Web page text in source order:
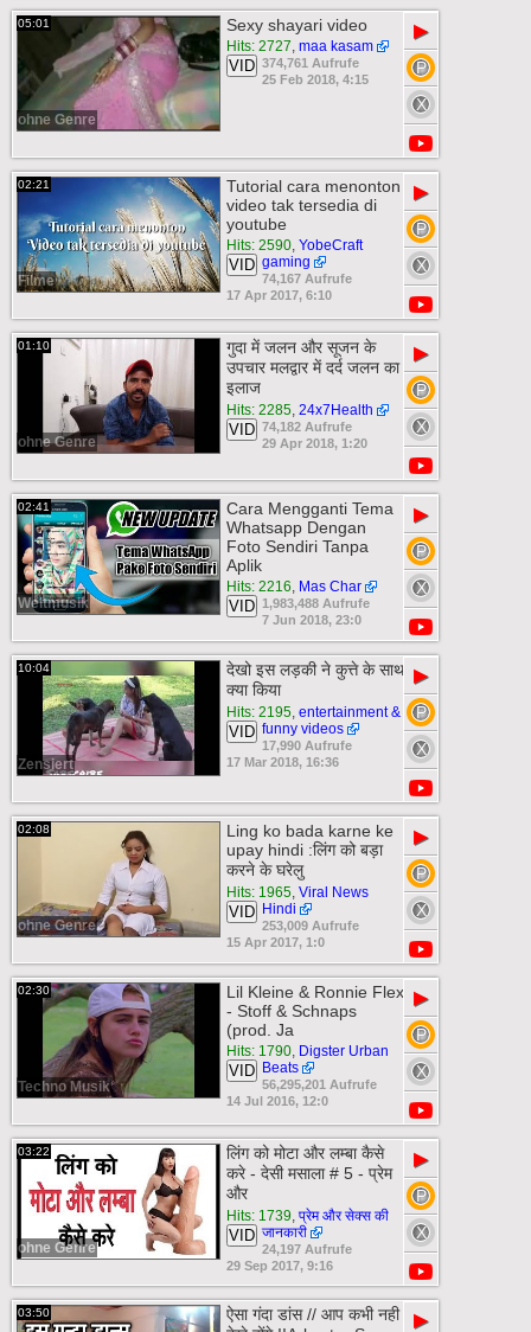
05:01
ohne Genre
Sexy shayari video
Hits: 2727, maa kasam
VID 374,761 Aufrufe
25 Feb 2018, 4:15
▶
02:21
Filme
Tutorial cara menonton
video tak tersedia di
youtube
Hits: 2590, YobeCraft
gaming
VID
74,167 Aufrufe
17 Apr 2017, 6:10
▶
01:10
ohne Genre
गुदा में जलन और सूजन के
उपचार मलद्वार में दर्द जलन का
इलाज
Hits: 2285, 24x7Health
VID 74,182 Aufrufe
29 Apr 2018, 1:20
▶
02:41
Weltmusik
Cara Mengganti Tema
Whatsapp Dengan
Foto Sendiri Tanpa
Aplik
Hits: 2216, Mas Char
VID 1,983,488 Aufrufe
7 Jun 2018, 23:0
▶
10:04
Zensiert
देखो इस लड़की ने कुत्ते के साथ
क्या किया
Hits: 2195, entertainment &
funny videos
VID
17,990 Aufrufe
17 Mar 2018, 16:36
▶
02:08
ohne Genre
Ling ko bada karne ke
upay hindi :लिंग को बड़ा
करने के घरेलु
Hits: 1965, Viral News
Hindi
VID
253,009 Aufrufe
15 Apr 2017, 1:0
▶
02:30
Techno Musik
Lil Kleine & Ronnie Flex
- Stoff & Schnaps
(prod. Ja
Hits: 1790, Digster Urban
Beats
VID
56,295,201 Aufrufe
14 Jul 2016, 12:0
▶
03:22
ohne Genre
लिंग को मोटा और लम्बा कैसे
करे - देसी मसाला # 5 - प्रेम
और
Hits: 1739, प्रेम और सेक्स की
जानकारी
VID
24,197 Aufrufe
29 Sep 2017, 9:16
▶
03:50
ऐसा गंदा डांस // आप कभी नही
▶